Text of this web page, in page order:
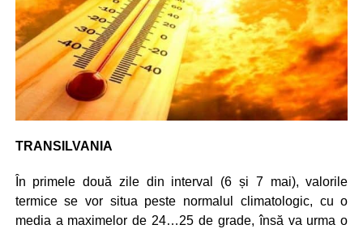
TRANSILVANIA
În primele două zile din interval (6 și 7 mai), valorile
termice se vor situa peste normalul climatologic, cu o
media a maximelor de 24…25 de grade, însă va urma o